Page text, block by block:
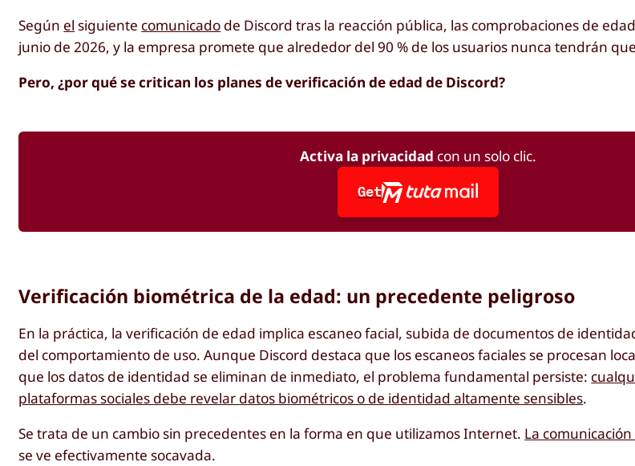
Según el siguiente comunicado de Discord tras la reacción pública, las comprobaciones de
junio de 2026, y la empresa promete que alrededor del 90 % de los usuarios nunca tendrán
Pero, ¿por qué se critican los planes de verificación de edad de Discord?
Activa la privacidad con un solo clic.
Get
Verificación biométrica de la edad: un precedente peligroso
En la práctica, la verificación de edad implica escaneo facial, subida de documentos de
del comportamiento de uso. Aunque Discord destaca que los escaneos faciales se procesan
que los datos de identidad se eliminan de inmediato, el problema fundamental persiste:
plataformas sociales debe revelar datos biométricos o de identidad altamente sensibles.
Se trata de un cambio sin precedentes en la forma en que utilizamos Internet. La
se ve efectivamente socavada.